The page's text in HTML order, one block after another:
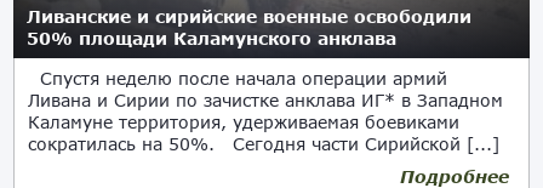
Ливанские и сирийские военные освободили
50% площади Каламунского анклава
Спустя неделю после начала операции армий
Ливана и Сирии по зачистке анклава ИГ* в Западном
Каламуне территория, удерживаемая боевиками
сократилась на 50%. Сегодня части Сирийской [...]
Подробнее